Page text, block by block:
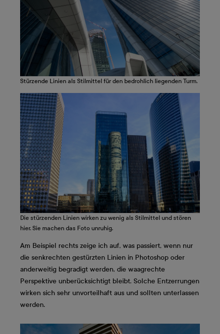
Stürzende Linien als Stilmittel für den bedrohlich liegenden Turm.
Die stürzenden Linien wirken zu wenig als Stilmittel und stören
hier. Sie machen das Foto unruhig.
Am Beispiel rechts zeige ich auf, was passiert, wenn nur
die senkrechten gestürzten Linien in Photoshop oder
anderweitig begradigt werden, die waagrechte
Perspektive unberücksichtigt bleibt. Solche Entzerrungen
wirken sich sehr unvorteilhaft aus und sollten unterlassen
werden.